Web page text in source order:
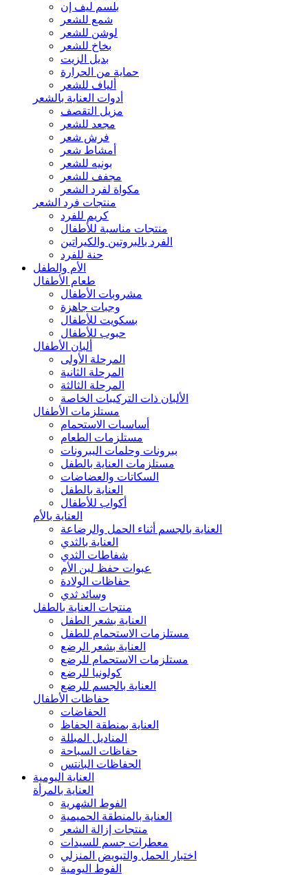
بلسم ليف إن
شمع للشعر
لوشن للشعر
بخاخ للشعر
بديل الزيت
حماية من الحرارة
ألياف للشعر
أدوات العناية بالشعر
مزيل التقصف
مجعد للشعر
فرش شعر
أمشاط شعر
بونيه للشعر
مجفف للشعر
مكواة لفرد الشعر
منتجات فرد الشعر
كريم للفرد
منتجات مناسبة للأطفال
الفرد بالبروتين والكيراتين
حنة للفرد
الأم والطفل
طعام الأطفال
مشروبات الأطفال
وجبات جاهزة
بسكويت للأطفال
حبوب للأطفال
ألبان الأطفال
المرحلة الأولى
المرحلة الثانية
المرحلة الثالثة
الألبان ذات التركيبات الخاصة
مستلزمات الأطفال
أساسيات الاستحمام
مستلزمات الطعام
ببرونات وحلمات الببرونات
مستلزمات العناية بالطفل
السكاتات والعضاضات
العناية بالطفل
أكواب للأطفال
العناية بالأم
العناية بالجسم أثناء الحمل والرضاعة
العناية بالثدي
شفاطات الثدي
عبوات حفظ لبن الأم
حفاظات الولادة
وسائد ثدي
منتجات العناية بالطفل
العناية بشعر الطفل
مستلزمات الاستحمام للطفل
العناية بشعر الرضع
مستلزمات الاستحمام للرضع
كولونيا للرضع
العناية بالجسم للرضع
حفاظات الأطفال
الحفاضات
العناية بمنطقة الحفاظ
المناديل المبللة
حفاظات السباحة
الحفاظات البانتس
العناية اليومية
العناية بالمرأة
الفوط الشهرية
العناية بالمنطقة الحميمية
منتجات إزالة الشعر
معطرات جسم للسيدات
اختبار الحمل والتبويض المنزلي
الفوط اليومية